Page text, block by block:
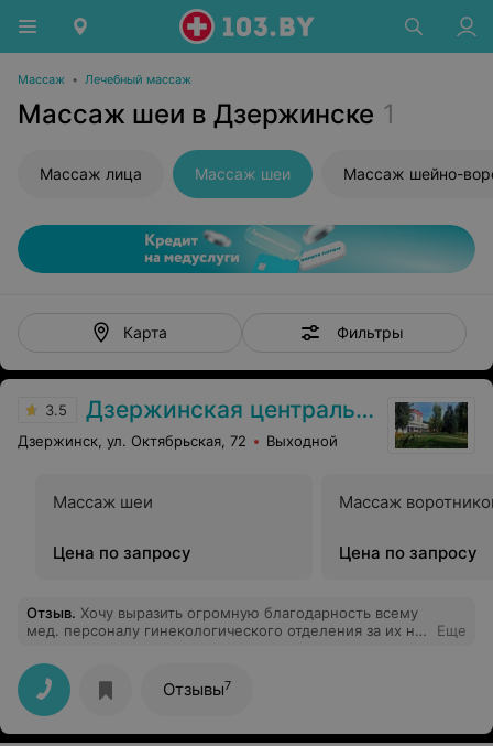
Массаж • Лечебный массаж
Массаж шеи в Дзержинске 1
Массаж лица Массаж шеи
Карта Фильтры
3.5 Дзержинская центральная районная больница
Дзержинск, ул. Октябрьская, 72 Выходной
Массаж шеи
Цена по запросу
Массаж
Цена по запросу
Отзыв. Хочу выразить огромную благодарность всему
мед. персоналу гинекологического отделения за их не
Инна Владимировна - ВРАЧ от Бога. Операция прошла
успешно,послеоперационный уход хороший. Весь мед.
персонал выполняет чётко все указания врача.
Отношения к больным очень хорошее от санитарочки
до врача.Спасибо.17 . 06. 2014
Еще
Отзывы7